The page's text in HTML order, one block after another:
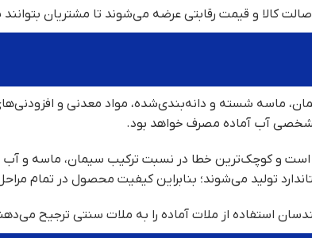
کالا و قیمت رقابتی عرضه می‌شوند تا مشتریان بتوانند
ماسه شسته و دانه‌بندی‌شده، مواد معدنی و
مشخصی آب آماده مصرف خواهد بود.
و کوچک‌ترین خطا در نسبت ترکیب سیمان، ماسه و آب
تولید می‌شوند؛ بنابراین کیفیت محصول در تمام
استفاده از ملات آماده را به ملات سنتی ترجیح